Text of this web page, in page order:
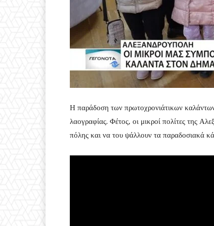
Η παράδοση των πρωτοχρονιάτικων
λαογραφίας. Φέτος, οι μικροί πολίτες της
πόλης και να του ψάλλουν τα παραδοσιακά